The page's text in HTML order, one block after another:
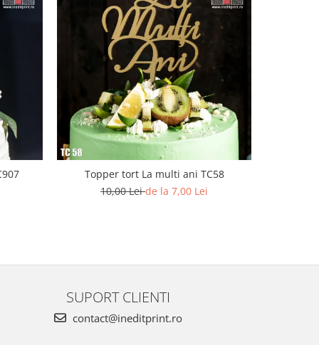
Topper tort La multi ani TC58
10,00 Leide la 7,00 Lei
SUPORT CLIENTI
contact@ineditprint.ro